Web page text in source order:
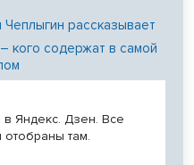
Чеплыгин рассказывает
кого содержат в самой
Яндекс. Дзен. Все
там.